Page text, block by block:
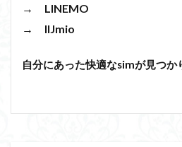
→ LINEMO
→ IIJmio
自分にあった快適なsimが見つか